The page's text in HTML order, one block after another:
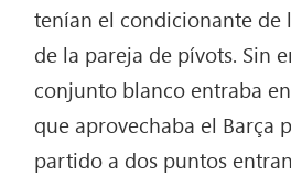
tenían el condicionante de
de la pareja de pívots. Sin
conjunto blanco entraba
que aprovechaba el Barça
partido a dos puntos